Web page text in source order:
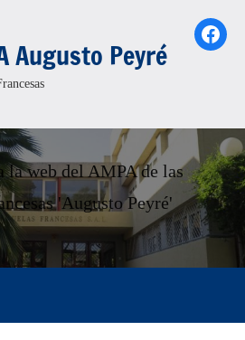
Augusto Peyré
la web del AMPA de las
'Augusto Peyré'